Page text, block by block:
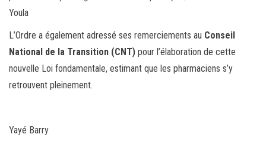
Youla
L’Ordre a également adressé ses remerciements au Conseil
National de la Transition (CNT) pour l’élaboration de cette
nouvelle Loi fondamentale, estimant que les pharmaciens s’y
retrouvent pleinement.
Yayé Barry